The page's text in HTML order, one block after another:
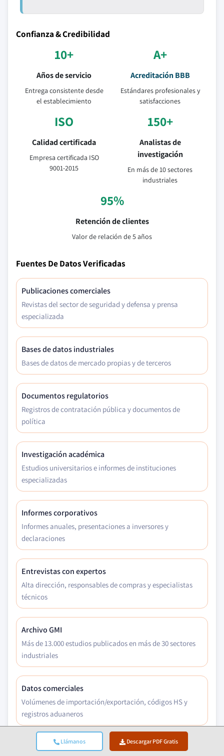
Llámanos Descargar PDF Gratis
Confianza & Credibilidad
10+
Años de servicio
Entrega consistente desde
el establecimiento
A+
Acreditación BBB
Estándares profesionales y
satisfacciones
ISO
Calidad certificada
Empresa certificada ISO
9001-2015
150+
Analistas de
investigación
En más de 10 sectores
industriales
95%
Retención de clientes
Valor de relación de 5 años
Fuentes De Datos Verificadas
Publicaciones comerciales
Revistas del sector de seguridad y defensa y prensa
especializada
Bases de datos industriales
Bases de datos de mercado propias y de terceros
Documentos regulatorios
Registros de contratación pública y documentos de
política
Investigación académica
Estudios universitarios e informes de instituciones
especializadas
Informes corporativos
Informes anuales, presentaciones a inversores y
declaraciones
Entrevistas con expertos
Alta dirección, responsables de compras y especialistas
técnicos
Archivo GMI
Más de 13.000 estudios publicados en más de 30 sectores
industriales
Datos comerciales
Volúmenes de importación/exportación, códigos HS y
registros aduaneros